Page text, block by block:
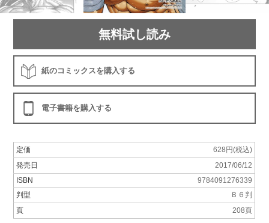
無料試し読み
紙のコミックスを購入する
電子書籍を購入する
定価
628円(税込)
発売日
2017/06/12
ISBN
9784091276339
判型
Ｂ６判
頁
208頁